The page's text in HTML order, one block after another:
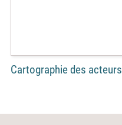
Cartographie des acteurs